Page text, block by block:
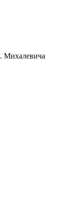
Михалевича